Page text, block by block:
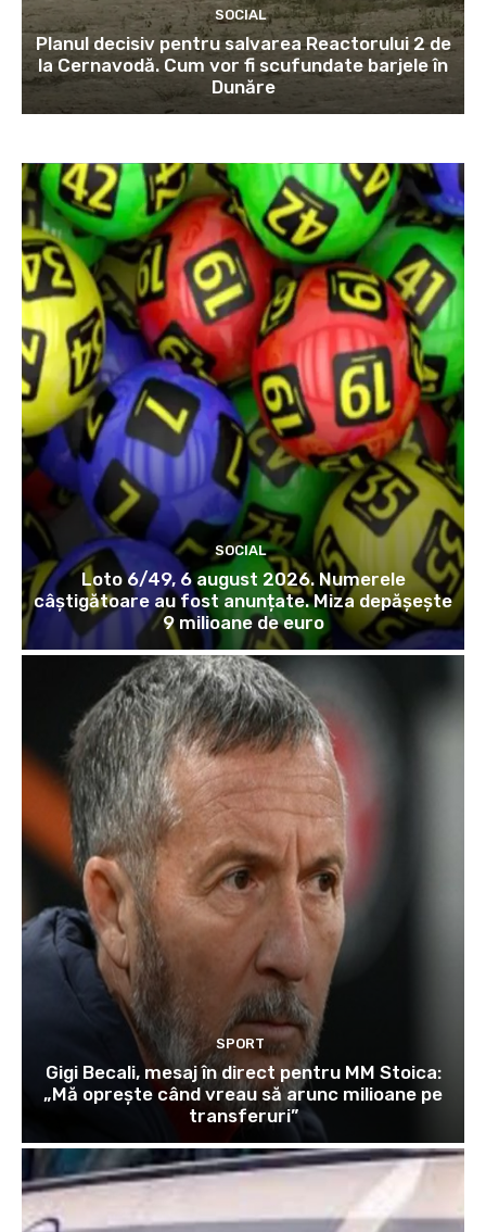
SOCIAL
Planul decisiv pentru salvarea Reactorului 2 de
la Cernavodă. Cum vor fi scufundate barjele în
Dunăre
SOCIAL
Loto 6/49, 6 august 2026. Numerele
câștigătoare au fost anunțate. Miza depășește
9 milioane de euro
SPORT
Gigi Becali, mesaj în direct pentru MM Stoica:
„Mă oprește când vreau să arunc milioane pe
transferuri”